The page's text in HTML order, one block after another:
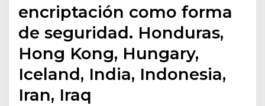
encriptación como forma
de seguridad. Honduras,
Hong Kong, Hungary,
Iceland, India, Indonesia,
Iran, Iraq